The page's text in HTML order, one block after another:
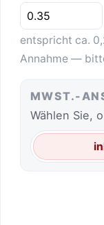
entspricht ca.
Annahme —
MWST.-
Wählen Sie,